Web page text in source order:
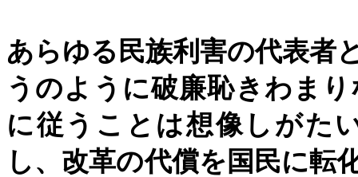
あらゆる民族利害の代表者
うのように破廉恥きわま
に従うことは想像しがた
し、改革の代償を国民に転